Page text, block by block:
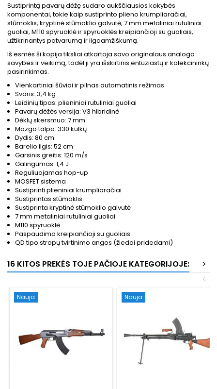
Sustiprintą pavarų dėžę sudaro aukščiausios kokybės
komponentai, tokie kaip sustiprinto plieno krumpliaračiai,
stūmoklis, kryptinė stūmoklio galvutė, 7 mm metaliniai rutuliniai
guoliai, M110 spyruoklė ir spyruoklės kreipiančioji su guoliais,
užtikrinantys patvarumą ir ilgaamžiškumą.
Iš esmės ši kopija tiksliai atkartoja savo originalaus analogo
savybes ir veikimą, todėl ji yra išskirtinis entuziastų ir kolekcininkų
pasirinkimas.
Vienkartiniai šūviai ir pilnas automatinis režimas
Svoris: 3,4 kg
Leidinių tipas: plieniniai rutuliniai guoliai
Pavarų dėžės versija: V3 hibridinė
Dėklų skersmuo: 7 mm
Mazgo talpa: 330 kulkų
Dydis: 80 cm
Barelio ilgis: 52 cm
Garsinis greitis: 120 m/s
Galingumas: 1,4 J
Reguliuojamas hop-up
MOSFET sistema
Sustiprinti plieniniai krumpliaračiai
Sustiprintas stūmoklis
Sustiprinta kryptinė stūmoklio galvutė
7 mm metaliniai rutuliniai guoliai
M110 spyruoklė
Paspaudimo kreipiančioji su guoliais
QD tipo stropų tvirtinimo angos (žiedai pridedami)
16 KITOS PREKĖS TOJE PAČIOJE KATEGORIJOJE:
>
<
Nauja Nauja